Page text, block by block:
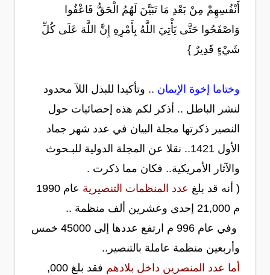
أَنْفُسِهِمْ مِنْ بَعْدِ مَا تَبَيَّنَ لَهُمُ الْحَقُّ فَاعْفُوا
وَاصْفَحُوا حَتَّى يَأْتِيَ اللَّهُ بِأَمْرِهِ إِنَّ اللَّهَ عَلَى كُلِّ
شَيْءٍ قَدِيرٌ }
وختاما إخوة الإيمان .. وتأكيدا للبذل اللآ محدود
لنشر الباطل .. أذكر لكم هذه إحصائيات حول
النصير ذكرتها مجلة البيان في عدد شهر جماد
الأول 1421.. نقلا عن المجلة الدولية للبـحوث
والآثار الأمريكية.. فكان مما ذكرت .
( أنه قد بلغ عدد المنظمات التنصيرية
عام 1990
م 21,000 إحدى وعشرين ألف منظمة ..
وفي عام 996 م ارتفع عددها إلى 45000 خمس
وأربعين منظمة عاملة بالتنصير..
أما عدد المنصرين داخل بلادهم
فقد بلغ 000,